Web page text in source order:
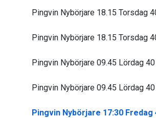
Pingvin Nybörjare 18.15 Torsdag
Pingvin Nybörjare 18.15 Torsdag
Pingvin Nybörjare 09.45 Lördag
Pingvin Nybörjare 09.45 Lördag
Pingvin Nybörjare 17:30 Fredag